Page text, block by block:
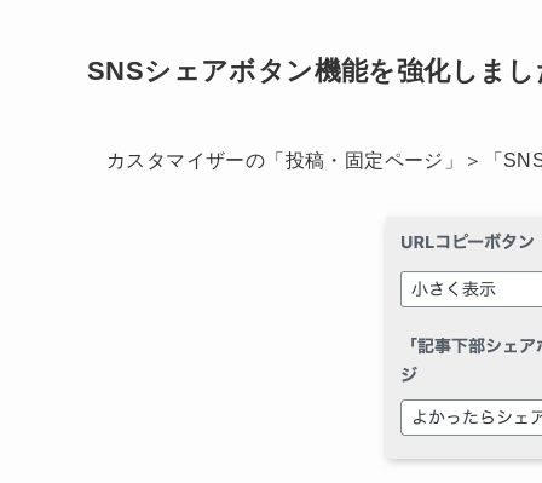
SNSシェアボタン機能を強化しまし
カスタマイザーの「投稿・固定ページ」＞「